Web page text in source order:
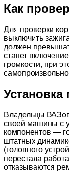
Как
Для проверки
выключить
должен
станет
громкости, при
Владельцы
своей машины с
компонентов —
штатных
(головного
перестала
отказываются